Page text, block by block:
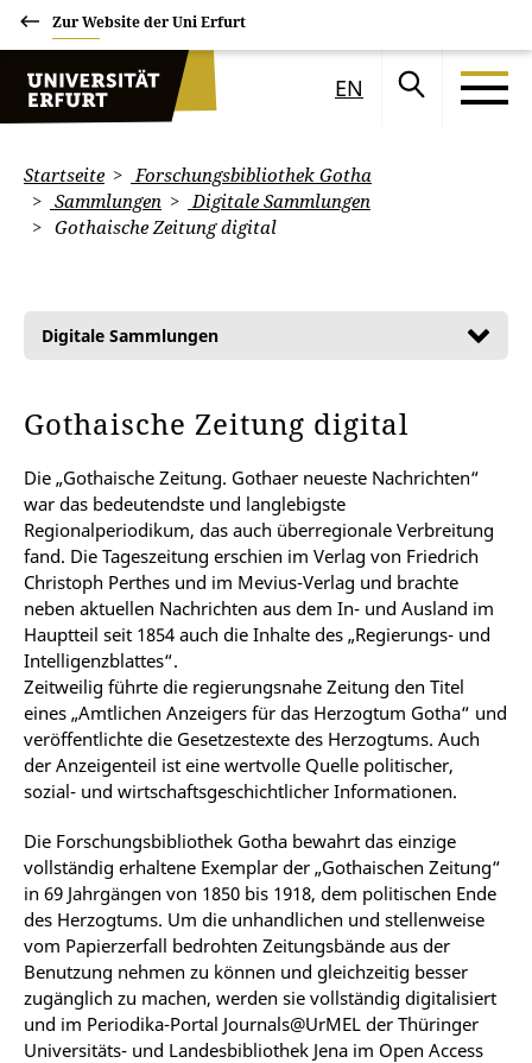
Zur Website der Uni Erfurt
EN
Startseite
Forschungsbibliothek Gotha
Sammlungen
Digitale Sammlungen
Gothaische Zeitung digital
Digitale Sammlungen
Gothaische Zeitung digital
Die „Gothaische Zeitung. Gothaer neueste Nachrichten“
war das bedeutendste und langlebigste
Regionalperiodikum, das auch überregionale Verbreitung
fand. Die Tageszeitung erschien im Verlag von Friedrich
Christoph Perthes und im Mevius-Verlag und brachte
neben aktuellen Nachrichten aus dem In- und Ausland im
Hauptteil seit 1854 auch die Inhalte des „Regierungs- und
Intelligenzblattes“.
Zeitweilig führte die regierungsnahe Zeitung den Titel
eines „Amtlichen Anzeigers für das Herzogtum Gotha“ und
veröffentlichte die Gesetzestexte des Herzogtums. Auch
der Anzeigenteil ist eine wertvolle Quelle politischer,
sozial- und wirtschaftsgeschichtlicher Informationen.
Die Forschungsbibliothek Gotha bewahrt das einzige
vollständig erhaltene Exemplar der „Gothaischen Zeitung“
in 69 Jahrgängen von 1850 bis 1918, dem politischen Ende
des Herzogtums. Um die unhandlichen und stellenweise
vom Papierzerfall bedrohten Zeitungsbände aus der
Benutzung nehmen zu können und gleichzeitig besser
zugänglich zu machen, werden sie vollständig digitalisiert
und im Periodika-Portal Journals@UrMEL der Thüringer
Universitäts- und Landesbibliothek Jena im Open Access